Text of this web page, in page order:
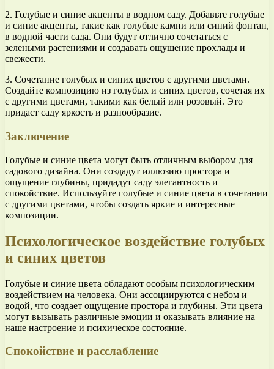
2. Голубые и синие акценты в водном саду. Добавьте голубые
и синие акценты, такие как голубые камни или синий фонтан,
в водной части сада. Они будут отлично сочетаться с
зелеными растениями и создавать ощущение прохлады и
свежести.
3. Сочетание голубых и синих цветов с другими цветами.
Создайте композицию из голубых и синих цветов, сочетая их
с другими цветами, такими как белый или розовый. Это
придаст саду яркость и разнообразие.
Заключение
Голубые и синие цвета могут быть отличным выбором для
садового дизайна. Они создадут иллюзию простора и
ощущение глубины, придадут саду элегантность и
спокойствие. Используйте голубые и синие цвета в сочетании
с другими цветами, чтобы создать яркие и интересные
композиции.
Психологическое воздействие голубых
и синих цветов
Голубые и синие цвета обладают особым психологическим
воздействием на человека. Они ассоциируются с небом и
водой, что создает ощущение простора и глубины. Эти цвета
могут вызывать различные эмоции и оказывать влияние на
наше настроение и психическое состояние.
Спокойствие и расслабление